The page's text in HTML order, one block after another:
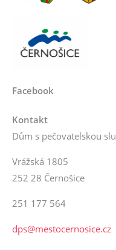
Facebook
Kontakt
Dům s pečovatelskou
Vrážská 1805
252 28 Černošice
251 177 564
dps@mestocernosice.cz